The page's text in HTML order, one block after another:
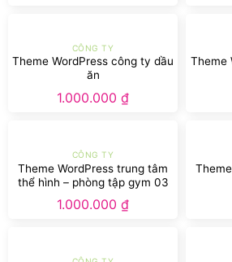
CÔNG TY
Theme WordPress công ty dầu
ăn
1.000.000 ₫
Theme
CÔNG TY
Theme WordPress trung tâm
thể hình – phòng tập gym 03
1.000.000 ₫